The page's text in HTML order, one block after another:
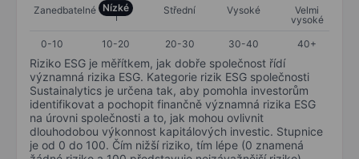
Zanedbatelné Nízké Střední Vysoké
Velmi
vysoké
0-10
10-20 20-30 30-40 40+
Riziko ESG je měřítkem, jak dobře společnost řídí
významná rizika ESG. Kategorie rizik ESG společnosti
Sustainalytics je určena tak, aby pomohla investorům
identifikovat a pochopit finančně významná rizika ESG
na úrovni společnosti a to, jak mohou ovlivnit
dlouhodobou výkonnost kapitálových investic. Stupnice
je od 0 do 100. Čím nižší riziko, tím lépe (0 znamená